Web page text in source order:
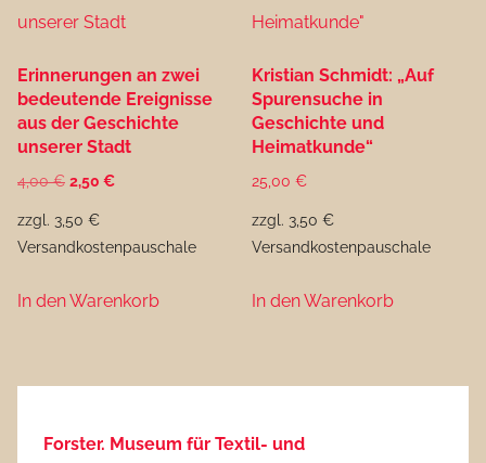
Erinnerungen an zwei
bedeutende Ereignisse
aus der Geschichte
unserer Stadt
4,00€ Ursprünglicher
war:
4,00 €
2,50 €Aktueller
2,50 €.
zzgl. 3,50 €
Versandkostenpauschale
In den Warenkorb
Kristian Schmidt: „Auf
Spurensuche in
Geschichte und
Heimatkunde“
25,00€
zzgl. 3,50 €
Versandkostenpauschale
In den Warenkorb
Forster. Museum für Textil- und